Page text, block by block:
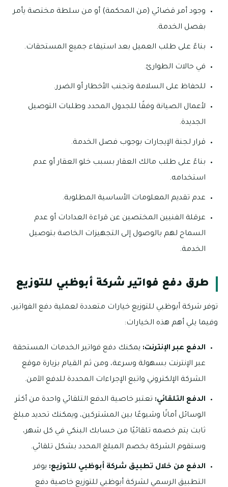
وجود أمر قضائي (من المحكمة) أو من سلطة مختصة يأمر
بفصل الخدمة.
بناءً على طلب العميل بعد استيفاء جميع المستحقات.
في حالات الطوارئ.
للحفاظ على السلامة وتجنب الأخطار أو الضرر.
لأعمال الصيانة وفقًا للجدول المحدد وطلبات التوصيل
الجديدة.
قرار لجنة الإيجارات بوجوب فصل الخدمة.
بناءً على طلب مالك العقار بسبب خلو العقار أو عدم
استخدامه.
عدم تقديم المعلومات الأساسية المطلوبة.
عرقلة الفنيين المختصين عن قراءة العدادات أو عدم
السماح لهم بالوصول إلى التجهيزات الخاصة بتوصيل
الخدمة.
طرق دفع فواتير شركة أبوظبي للتوزيع
توفر شركة أبوظبي للتوزيع خيارات متعددة لعملية دفع الفواتير،
وفيما يلي أهم هذه الخيارات:
الدفع عبر الإنترنت: يمكنك دفع فواتير الخدمات المستحقة
عبر الإنترنت بسهولة وسرعة، ومن ثم القيام بزيارة موقع
الشركة الإلكتروني واتبع الإجراءات المحددة للدفع الآمن.
الدفع التلقائي: تعتبر خاصية الدفع التلقائي واحدة من أكثر
الوسائل أمانًا وشيوعًا بين المشتركين، ويمكنك تحديد مبلغ
ثابت يتم خصمه تلقائيًا من حسابك البنكي في كل شهر،
وستقوم الشركة بخصم المبلغ المحدد بشكل تلقائي.
الدفع من خلال تطبيق شركة أبوظبي للتوزيع: يوفر
التطبيق الرسمي لشركة أبوظبي للتوزيع خاصية دفع